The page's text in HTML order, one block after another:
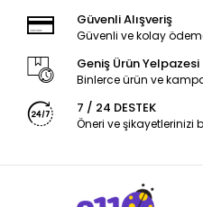
Güvenli Alışveriş
Güvenli ve kolay
Geniş Ürün Yelpazesi
Binlerce ürün ve
7 / 24 DESTEK
Öneri ve şikayetlerinizi